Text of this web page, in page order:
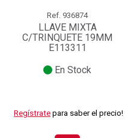
Ref. 936874
LLAVE MIXTA
C/TRINQUETE 19MM
E113311
En Stock
Regístrate para saber el precio!